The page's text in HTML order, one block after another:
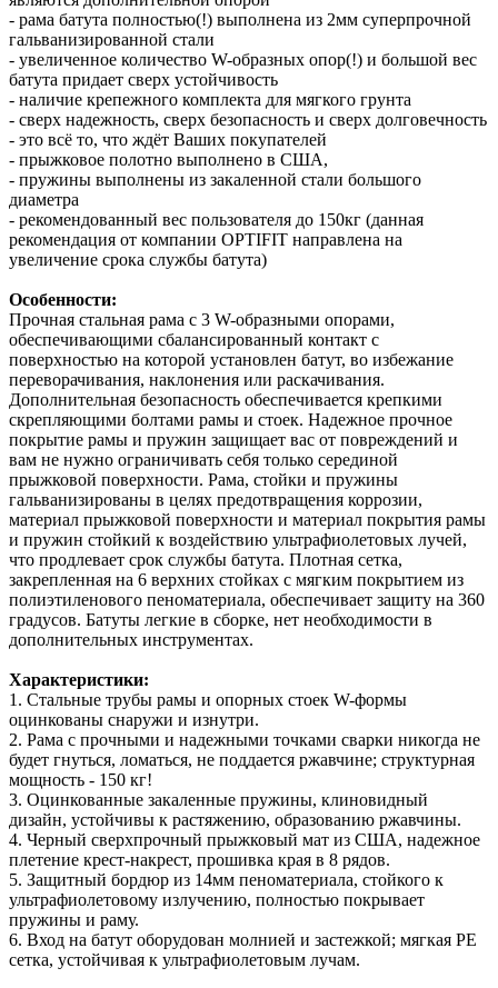
- рама батута полностью(!) выполнена из 2мм суперпрочной
гальванизированной стали
- увеличенное количество W-образных опор(!) и большой вес
батута придает сверх устойчивость
- наличие крепежного комплекта для мягкого грунта
- сверх надежность, сверх безопасность и сверх долговечность
- это всё то, что ждёт Ваших покупателей
- прыжковое полотно выполнено в США,
- пружины выполнены из закаленной стали большого
диаметра
- рекомендованный вес пользователя до 150кг (данная
рекомендация от компании OPTIFIT направлена на
увеличение срока службы батута)
Особенности:
Прочная стальная рама с 3 W-образными опорами,
обеспечивающими сбалансированный контакт с
поверхностью на которой установлен батут, во избежание
переворачивания, наклонения или раскачивания.
Дополнительная безопасность обеспечивается крепкими
скрепляющими болтами рамы и стоек. Надежное прочное
покрытие рамы и пружин защищает вас от повреждений и
вам не нужно ограничивать себя только серединой
прыжковой поверхности. Рама, стойки и пружины
гальванизированы в целях предотвращения коррозии,
материал прыжковой поверхности и материал покрытия рамы
и пружин стойкий к воздействию ультрафиолетовых лучей,
что продлевает срок службы батута. Плотная сетка,
закрепленная на 6 верхних стойках с мягким покрытием из
полиэтиленового пеноматериала, обеспечивает защиту на 360
градусов. Батуты легкие в сборке, нет необходимости в
дополнительных инструментах.
Характеристики:
1. Стальные трубы рамы и опорных стоек W-формы
оцинкованы снаружи и изнутри.
2. Рама с прочными и надежными точками сварки никогда не
будет гнуться, ломаться, не поддается ржавчине; структурная
мощность - 150 кг!
3. Оцинкованные закаленные пружины, клиновидный
дизайн, устойчивы к растяжению, образованию ржавчины.
4. Черный сверхпрочный прыжковый мат из США, надежное
плетение крест-накрест, прошивка края в 8 рядов.
5. Защитный бордюр из 14мм пеноматериала, стойкого к
ультрафиолетовому излучению, полностью покрывает
пружины и раму.
6. Вход на батут оборудован молнией и застежкой; мягкая PE
сетка, устойчивая к ультрафиолетовым лучам.